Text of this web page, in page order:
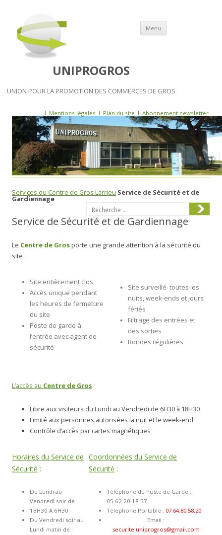
UNIPROGROS
UNION POUR LA PROMOTION DES COMMERCES DE GROS
l Mentions légales l Plan du site l Abonnement newsletter
Menu Skip to content
Services du Centre de Gros Larrieu Service de Sécurité et de
Gardiennage
Search
Service de Sécurité et de Gardiennage
Le Centre de Grosporte une grande attention à la sécurité du
site :
Site entièrement clos
Accès unique pendant
les heures de fermeture
du site
Poste de garde à
l’entrée avec agent de
sécurité
Site surveillé toutes les
nuits, week-ends et jours
fériés
Filtrage des entrées et
des sorties
Rondes régulières
L’accès au Centre de Gros :
Libre aux visiteurs du Lundi au Vendredi de 6H30 à 18H30
Limité aux personnes autorisées la nuit et le week-end
Contrôle d’accès par cartes magnétiques
Horaires du Service de
Sécurité :
Du Lundi au
Vendredi soir de :
18H30 A 6H30
Du Vendredi soir au
Lundi matin de :
Coordonnées du Service de
Sécurité :
Téléphone du Poste de Garde :
05.62.20.18.57
Téléphone Portable : 07.64.80.58.20
Email :
securite.uniprogros@gmail.com